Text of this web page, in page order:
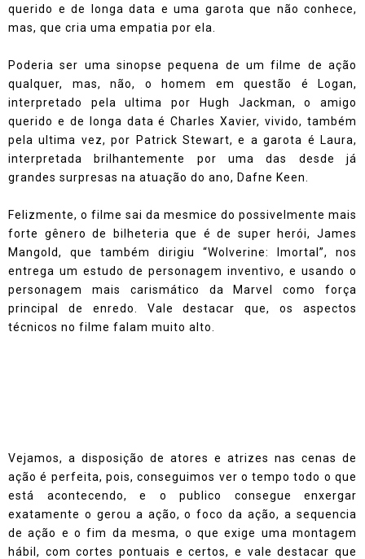
querido e de longa data e uma garota que não conhece,
mas, que cria uma empatia por ela.
Poderia ser uma sinopse pequena de um filme de ação
qualquer, mas, não, o homem em questão é Logan,
interpretado pela ultima por Hugh Jackman, o amigo
querido e de longa data é Charles Xavier, vivido, também
pela ultima vez, por Patrick Stewart, e a garota é Laura,
interpretada brilhantemente por uma das desde já
grandes surpresas na atuação do ano, Dafne Keen.
Felizmente, o filme sai da mesmice do possivelmente mais
forte gênero de bilheteria que é de super herói, James
Mangold, que também dirigiu “Wolverine: Imortal”, nos
entrega um estudo de personagem inventivo, e usando o
personagem mais carismático da Marvel como força
principal de enredo. Vale destacar que, os aspectos
técnicos no filme falam muito alto.
Vejamos, a disposição de atores e atrizes nas cenas de
ação é perfeita, pois, conseguimos ver o tempo todo o que
está acontecendo, e o publico consegue enxergar
exatamente o gerou a ação, o foco da ação, a sequencia
de ação e o fim da mesma, o que exige uma montagem
hábil, com cortes pontuais e certos, e vale destacar que